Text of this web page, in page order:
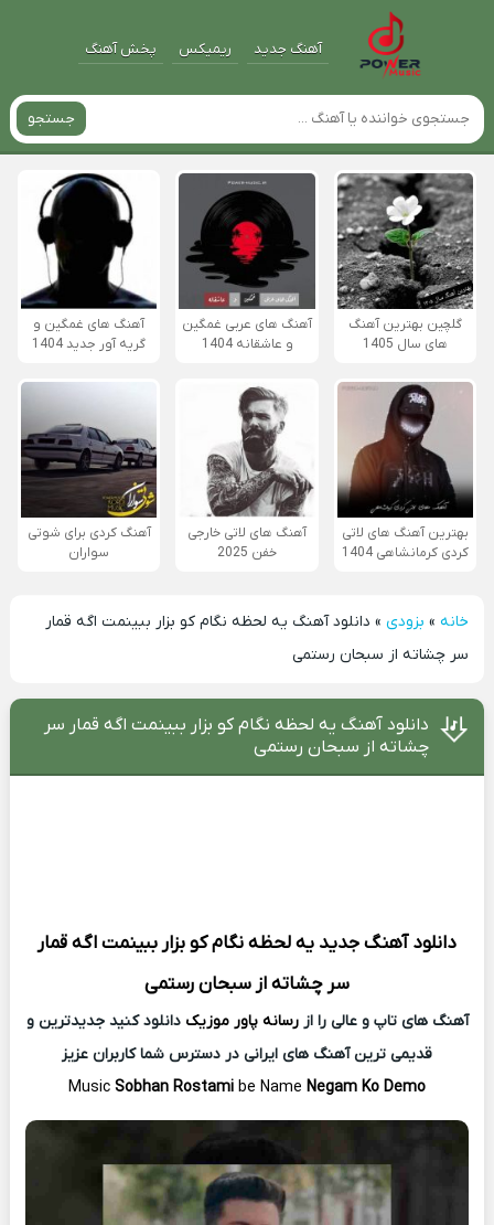
آهنگ جدید ریمیکس پخش آهنگ
جستجو
گلچین بهترین آهنگ
های سال 1405
آهنگ های عربی غمگین
و عاشقانه 1404
آهنگ های غمگین و
گریه آور جدید 1404
بهترین آهنگ های لاتی
کردی کرمانشاهی 1404
آهنگ های لاتی خارجی
خفن 2025
آهنگ کردی برای شوتی
سواران
خانه» بزودی » دانلود آهنگ یه لحظه نگام کو بزار ببینمت اگه قمار
سر چشاته از سبحان رستمی
دانلود آهنگ یه لحظه نگام کو بزار ببینمت اگه قمار سر
چشاته از سبحان رستمی
دانلود آهنگ جدید یه لحظه نگام کو بزار ببینمت اگه قمار
سر چشاته ازسبحان رستمی
آهنگ های تاپ و عالی را ازرسانه پاور موزیک دانلود کنید جدیدترین و
قدیمی ترین آهنگ های ایرانی در دسترس شما کاربران عزیز
Music Sobhan Rostami be Name Negam Ko Demo